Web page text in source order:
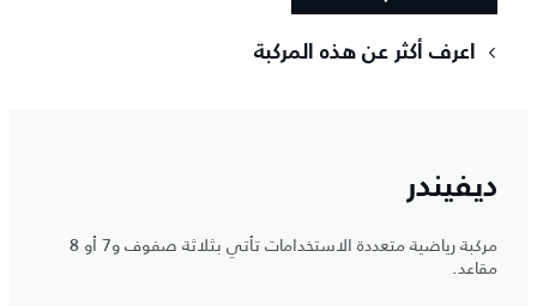
اعرف أكثر عن هذه المركبة
ديفيندر
مركبة رياضية متعددة الاستخدامات تأتي بثلاثة صفوف و7 أو 8
مقاعد.